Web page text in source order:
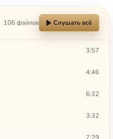
106 файлов Слушать всё
3:57
4:46
6:32
3:32